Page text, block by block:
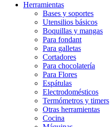
Herramientas
Bases y soportes
Utensilios básicos
Boquillas y mangas
Para fondant
Para galletas
Cortadores
Para chocolatería
Para Flores
Espátulas
Electrodomésticos
Termómetros y timers
Otras herramientas
Cocina